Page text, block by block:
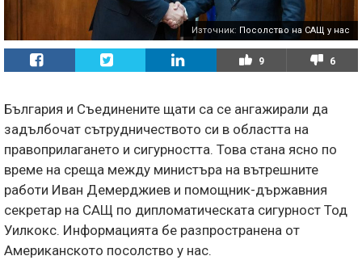
Източник: Посолство на САЩ у нас
9 6
България и Съединените щати са се ангажирали да
задълбочат сътрудничеството си в областта на
правоприлагането и сигурността. Това стана ясно по
време на среща между министъра на вътрешните
работи Иван Демерджиев и помощник-държавния
секретар на САЩ по дипломатическата сигурност Тод
Уилкокс. Информацията бе разпространена от
Американското посолство у нас.